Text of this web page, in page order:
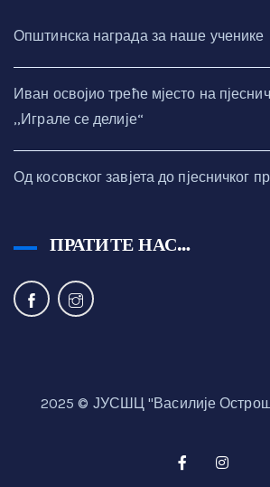
Општинска награда за наше ученике
Иван освојио треће мјесто на
,,Играле се делије“
Од косовског завјета до пјесничког
ПРАТИТЕ НАС…
2025 © ЈУСШЦ "Василије